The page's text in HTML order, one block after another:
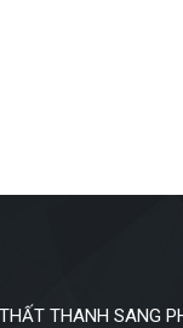
THANH SANG